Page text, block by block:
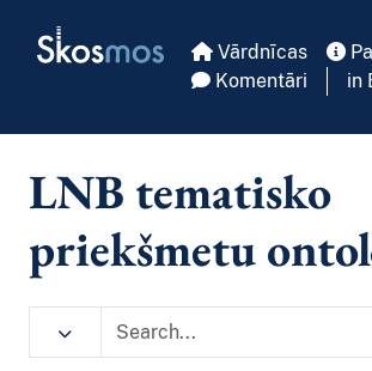
Skosmos Vārdnīcas
Komentāri
in
LNB tematisko
priekšmetu